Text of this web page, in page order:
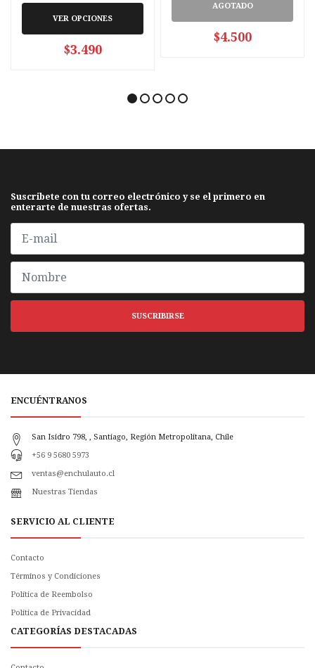
VER OPCIONES
$3.490
AGOTADO
$4.500
Suscribete con tu correo electrónico y se el primero en
enterarte de nuestras ofertas.
SUSCRIBIRSE
ENCUÉNTRANOS
San Isidro 798, , Santiago, Región Metropolitana, Chile
+56 9 5680 5973
ventas@enchulauto.cl
Nuestras Tiendas
SERVICIO AL CLIENTE
Contacto
Términos y Condiciones
Política de Reembolso
Politica de Privacidad
CATEGORÍAS DESTACADAS